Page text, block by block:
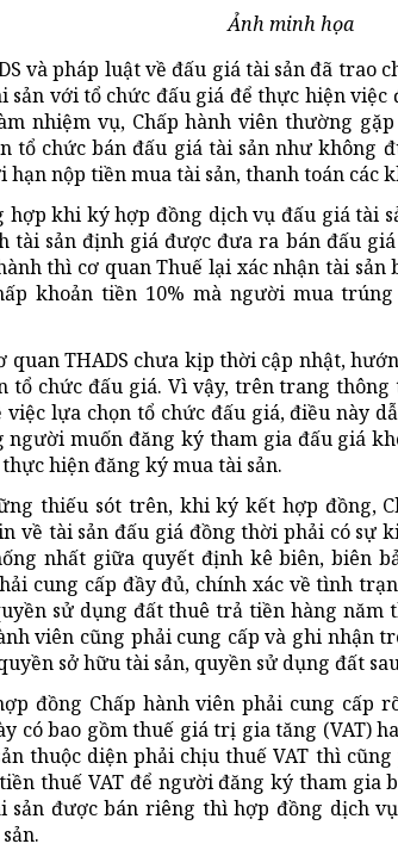
Ảnh minh họa
và pháp luật về đấu giá tài sản đã trao
sản với tổ chức đấu giá để thực hiện
nhiệm vụ, Chấp hành viên thường
tổ chức bán đấu giá tài sản như không
hạn nộp tiền mua tài sản, thanh toán các
khi ký hợp đồng dịch vụ đấu giá tài
tài sản định giá được đưa ra bán đấu
thì cơ quan Thuế lại xác nhận tài sản
khoản tiền 10% mà người mua
quan THADS chưa kịp thời cập nhật,
tổ chức đấu giá. Vì vậy, trên trang thông
lựa chọn tổ chức đấu giá, điều này
người muốn đăng ký tham gia đấu giá
hiện đăng ký mua tài sản.
thiếu sót trên, khi ký kết hợp đồng,
về tài sản đấu giá đồng thời phải có sự
nhất giữa quyết định kê biên, biên
cung cấp đầy đủ, chính xác về tình
sử dụng đất thuê trả tiền hàng năm
viên cũng phải cung cấp và ghi nhận
sở hữu tài sản, quyền sử dụng đất
đồng Chấp hành viên phải cung cấp
có bao gồm thuế giá trị gia tăng (VAT)
thuộc diện phải chịu thuế VAT thì
thuế VAT để người đăng ký tham gia
sản được bán riêng thì hợp đồng dịch